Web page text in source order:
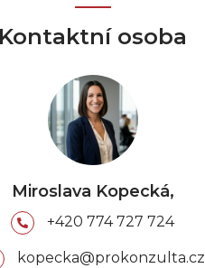
Kontaktní osoba
Miroslava Kopecká,
+420 774 727 724
kopecka@prokonzulta.cz